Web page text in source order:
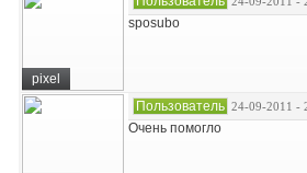
pixel
sposubo
Пользователь 24-09-2011 -
Очень помогло